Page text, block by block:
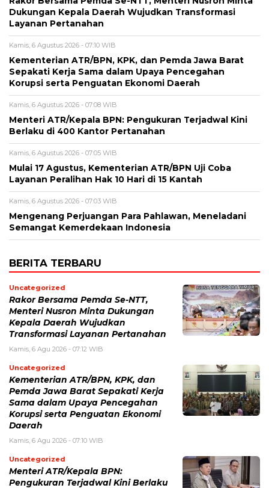
Dukungan Kepala Daerah Wujudkan Transformasi
Layanan Pertanahan
Kamis, 6 Agustus 2026 - 07:10 WIB
Kementerian ATR/BPN, KPK, dan Pemda Jawa Barat
Sepakati Kerja Sama dalam Upaya Pencegahan
Korupsi serta Penguatan Ekonomi Daerah
Kamis, 6 Agustus 2026 - 07:08 WIB
Menteri ATR/Kepala BPN: Pengukuran Terjadwal Kini
Berlaku di 400 Kantor Pertanahan
Kamis, 6 Agustus 2026 - 07:05 WIB
Mulai 17 Agustus, Kementerian ATR/BPN Uji Coba
Layanan Peralihan Hak 10 Hari di 15 Kantah
Kamis, 6 Agustus 2026 - 07:03 WIB
Mengenang Perjuangan Para Pahlawan, Meneladani
Semangat Kemerdekaan Indonesia
BERITA TERBARU
Uncategorized
Rakor Bersama Pemda Se-NTT,
Menteri Nusron Minta Dukungan
Kepala Daerah Wujudkan
Transformasi Layanan Pertanahan
Kamis, 6 Agu 2026 - 07:12 WIB
Uncategorized
Kementerian ATR/BPN, KPK, dan
Pemda Jawa Barat Sepakati Kerja
Sama dalam Upaya Pencegahan
Korupsi serta Penguatan Ekonomi
Daerah
Kamis, 6 Agu 2026 - 07:10 WIB
Uncategorized
Menteri ATR/Kepala BPN:
Pengukuran Terjadwal Kini Berlaku